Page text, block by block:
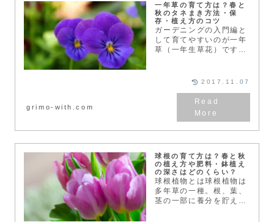
一年草の育て方は？春と
秋のタネまき方法・保
存・植え方のコツ
ガーデニングの入門編と
して育てやすいのが一年
草（一年生草花）です。
て一生を終えるサイクル
す。それでは一年草につ
grimo-with.com
2017.11.07
球根の育て方は？春と秋
の植え方や肥料・鉢植え
の深さはどのくらい？
球根植物とは球根植物は
多年草の一種。根、葉、
茎の一部に養分を貯えて